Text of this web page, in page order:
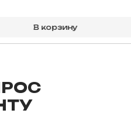
В корзину